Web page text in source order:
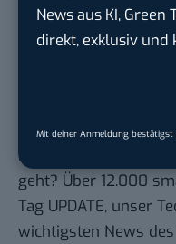
News aus KI,
direkt, exklusiv und
Mit deiner Anmeldung bestätigst
Wie seht ihr das?
ihr, dass die
Du möchtest nicht
KI, Green Tech und
geht? Über 12.000
Tag UPDATE, unser
wichtigsten News